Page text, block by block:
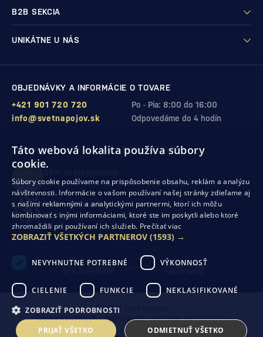
B2B SEKCIA
UNIKÁTNE U NÁS
OBJEDNÁVKY A INFORMÁCIE O TOVARE
Po - Pia: 8:00 do 16:00
+421 901 720 720
Odpovedáme do 4 hodín
info@svetnapojov.sk
ZÁRUKA KVALITY A VAŠEJ SPOKOJNOSTI
zákazníkov odporúča nákup v našom obchode
SHOP ROKU 2024
10. rok po sebesme získali ocenenie od Heureka
Odstúpenie od zmluvy
© 2026 Svet nápojov
Tvorba výkonných internetových obchodov odRIESENIA
Táto stránka je chránená pomocou reCAPTCHA a uplatňujú saPravidlá ochrany
Táto webová lokalita používa súbory
cookie.
Súbory cookie používame na prispôsobenie obsahu, reklám a analýzu
návštevnosti. Informácie o vašom používaní našej stránky zdieľame aj
s našimi reklamnými a analytickými partnermi, ktorí ich môžu
kombinovať s inými informáciami, ktoré ste im poskytli alebo ktoré
zhromaždili pri používaní ich služieb. Prečítať viac
ZOBRAZIŤ VŠETKÝCH PARTNEROV (1593) →
NEVYHNUTNE POTREBNÉ VÝKONNOSŤ
CIELENIE FUNKCIE NEKLASIFIKOVANÉ
ZOBRAZIŤ PODROBNOSTI
PRIJAŤ VŠETKO
ODMIETNUŤ VŠETKO